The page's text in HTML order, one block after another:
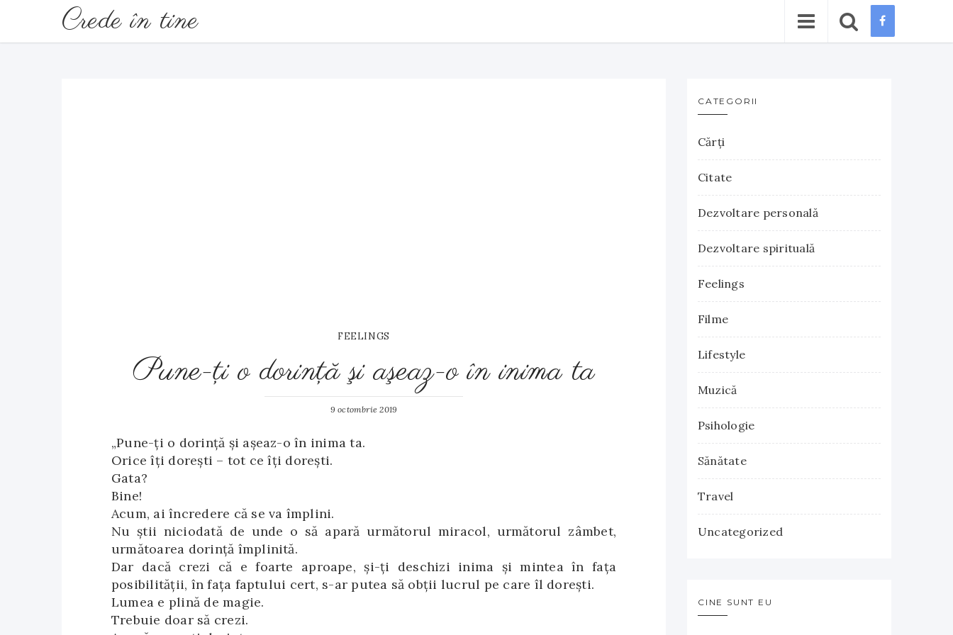
Crede în tine
FEELINGS
Pune-ţi o dorinţă şi aşeaz-o în inima ta
9 octombrie 2019
„Pune-ți o dorință și așeaz-o în inima ta.
Orice îți dorești – tot ce îți dorești.
Gata?
Bine!
Acum, ai încredere că se va împlini.
Nu știi niciodată de unde o să apară următorul miracol, următorul zâmbet,
următoarea dorință împlinită.
Dar dacă crezi că e foarte aproape, și-ți deschizi inima și mintea în fața
posibilității, în fața faptului cert, s-ar putea să obții lucrul pe care îl dorești.
Lumea e plină de magie.
Trebuie doar să crezi.
CATEGORII
Cărţi
Citate
Dezvoltare personală
Dezvoltare spirituală
Feelings
Filme
Lifestyle
Muzică
Psihologie
Sănătate
Travel
Uncategorized
CINE SUNT EU